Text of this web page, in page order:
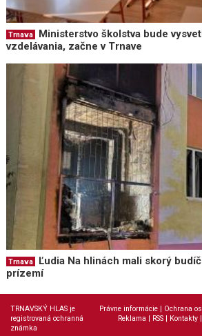
Trnava
Ministerstvo školstva bude
vzdelávania, začne v Trnave
Trnava
Ľudia Na hlinách mali skorý
prízemí
TRNAVSKÝ HLAS je
registrovaná ochranná
známka
Právne informácie Ochrana
Reklama
RSS Kontakty